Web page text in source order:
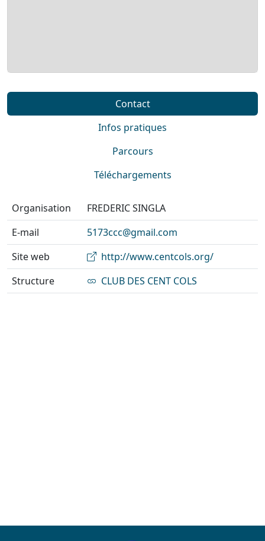
Contact
Infos pratiques
Parcours
Téléchargements
Organisation
FREDERIC SINGLA
E-mail
5173ccc@gmail.com
Site web
http://www.centcols.org/
Structure
CLUB DES CENT COLS